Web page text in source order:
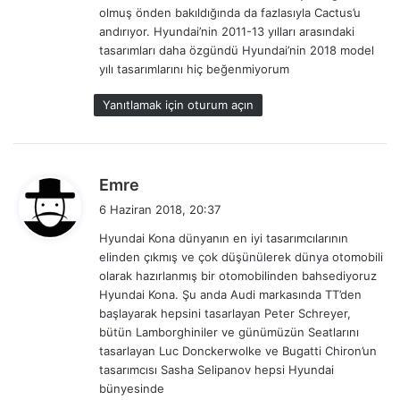
i
:
olmuş önden bakıldığında da fazlasıyla Cactus’u
andırıyor. Hyundai’nin 2011-13 yılları arasındaki
tasarımları daha özgündü Hyundai’nin 2018 model
yılı tasarımlarını hiç beğenmiyorum
Yanıtlamak için oturum açın
Emre
i
k
i
6 Haziran 2018, 20:37
Hyundai Kona dünyanın en iyi tasarımcılarının
elinden çıkmış ve çok düşünülerek dünya otomobili
olarak hazırlanmış bir otomobilinden bahsediyoruz
Hyundai Kona. Şu anda Audi markasında TT’den
başlayarak hepsini tasarlayan Peter Schreyer,
bütün Lamborghiniler ve günümüzün Seatlarını
tasarlayan Luc Donckerwolke ve Bugatti Chiron’un
tasarımcısı Sasha Selipanov hepsi Hyundai
bünyesinde